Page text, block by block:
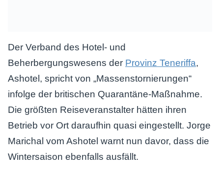
Der Verband des Hotel- und
Beherbergungswesens der Provinz Teneriffa,
Ashotel, spricht von „Massenstornierungen“
infolge der britischen Quarantäne-Maßnahme.
Die größten Reiseveranstalter hätten ihren
Betrieb vor Ort daraufhin quasi eingestellt. Jorge
Marichal vom Ashotel warnt nun davor, dass die
Wintersaison ebenfalls ausfällt.